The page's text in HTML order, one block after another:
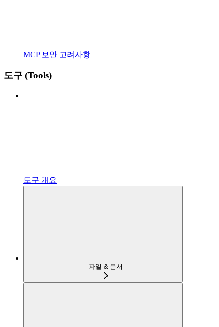
MCP 보안 고려사항
도구 (Tools)
도구 개요
파일 & 문서